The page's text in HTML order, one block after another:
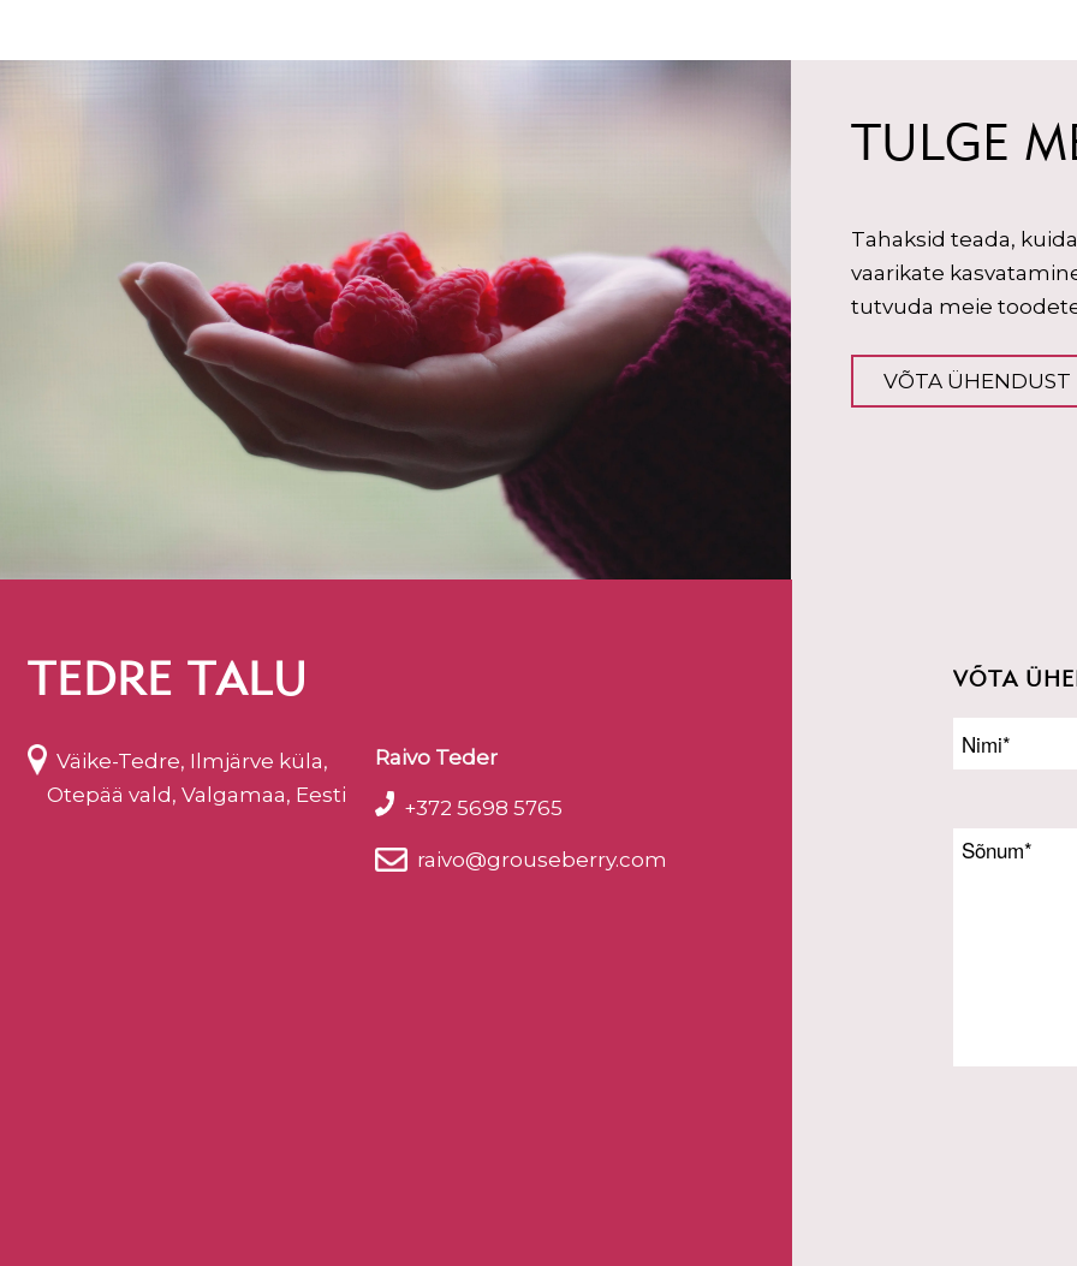
TULGE
Tahaksid teada,
vaarikate
tutvuda meie
VÕTA ÜHENDUST
TEDRE TALU
Väike-Tedre, Ilmjärve küla,
Otepää vald, Valgamaa, Eesti
Raivo Teder
+372 5698 5765
raivo@grouseberry.com
VÕTA